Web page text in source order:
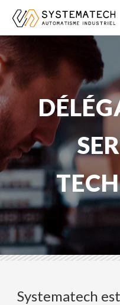
Systematech